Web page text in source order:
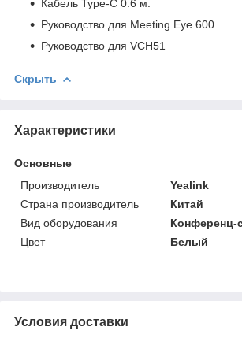
Кабель Type-C 0.6 м.
Руководство для Meeting Eye 600
Руководство для VCH51
Скрыть
Характеристики
Основные
Производитель
Yealink
Страна производитель
Китай
Вид оборудования
Конференц-
Цвет
Белый
Условия доставки